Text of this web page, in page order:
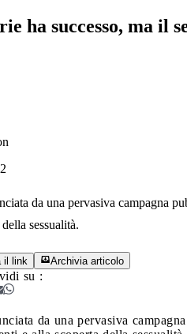
ha successo, ma il
da una pervasiva campagna
sessualità.
il link Archivia articolo
su :
da una pervasiva